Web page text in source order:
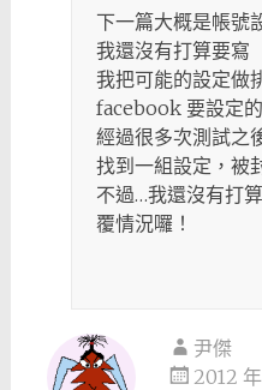
下一篇大概是帳號
我還沒有打算要寫
我把可能的設定做
facebook 要設定
經過很多次測試之
找到一組設定，被
不過…我還沒有打
覆情況囉！
尹傑
2012